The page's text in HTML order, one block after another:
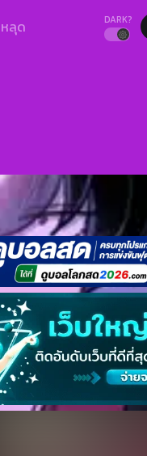
ลุด DARK?